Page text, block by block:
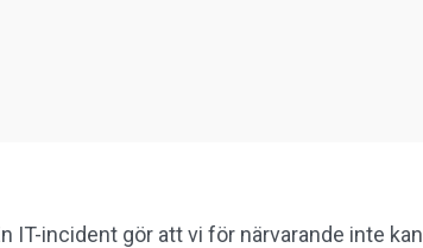
IT-incident gör att vi för närvarande inte kan